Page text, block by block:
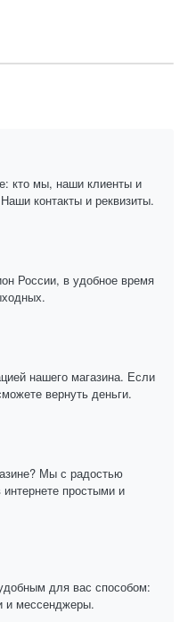
кто мы, наши клиенты и
контакты и реквизиты.
России, в удобное время
нашего магазина. Если
вернуть деньги.
Мы с радостью
простыми и
для вас способом:
и мессенджеры.